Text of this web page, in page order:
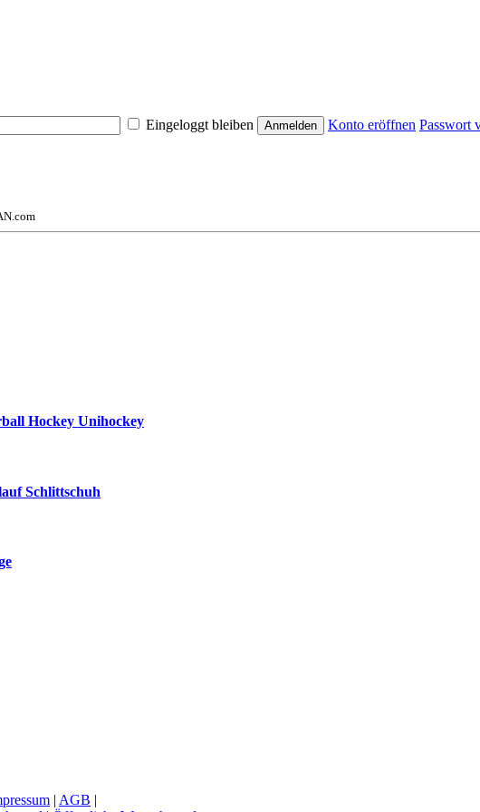
Eingeloggt bleiben Konto eröffnen Passwort
Hockey Unihockey
Schlittschuh
| AGB |